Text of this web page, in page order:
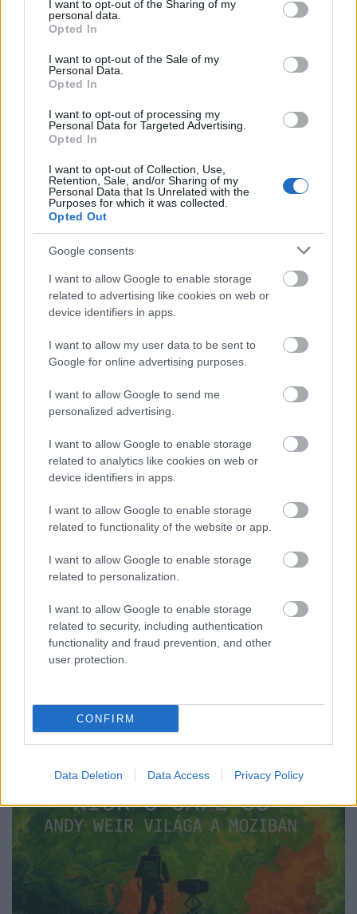
not limited to your visit or usage behaviour. You may click to
grant or deny consent to Google and its third-party tags to
use your data for below specified purposes in below Google
consent section.
I want to opt-out of the Sharing of my
personal data.
Opted In
I want to opt-out of the Sale of my
Personal Data.
Opted In
I want to opt-out of processing my
Personal Data for Targeted Advertising.
Opted In
I want to opt-out of Collection, Use,
Retention, Sale, and/or Sharing of my
Personal Data that Is Unrelated with the
Purposes for which it was collected.
Opted Out
Google consents
I want to allow Google to enable storage
related to advertising like cookies on web or
device identifiers in apps.
I want to allow my user data to be sent to
Google for online advertising purposes.
I want to allow Google to send me
personalized advertising.
I want to allow Google to enable storage
related to analytics like cookies on web or
device identifiers in apps.
I want to allow Google to enable storage
related to functionality of the website or app.
I want to allow Google to enable storage
related to personalization.
I want to allow Google to enable storage
related to security, including authentication
functionality and fraud prevention, and other
user protection.
CONFIRM
Data Deletion Data Access Privacy Policy
Ötvenötödik podcastünk: A Star Wars
világa - I. epizód (a klasszikus és az
előzménytrilógia)
_CHARLIE_•2026. május 21.
A réges-régen indult Rick's Café Podcast ötvenötödik
adásában végre az egyik legnagyobb hatású filmes
franchise-ról, a Star Warsról beszéltünk. ...
nézni, ahogy telik az a k*rva élet -
világa
A Rick's Café Podcast ötvennegyedik adásában a
magyar és az egyetemes filmművészet egyik
legnagyobb alakjára, a januárban elhunyt Tarr